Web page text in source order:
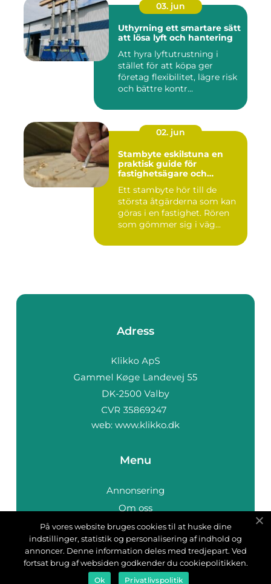
03. jun
Uthyrning ett smartare sätt
att lösa lyft och hantering
Att hyra lyftutrustning i
stället för att köpa ger
företag flexibilitet, lägre risk
och bättre kontr...
02. jun
Stambyte eskilstuna en
praktisk guide för
fastighetsägare och
Ett stambyte hör till de
största åtgärderna som kan
göras i en fastighet. Rören
som gömmer sig i väg...
Adress
web: www.klikko.dk
Menu
Annonsering
Om oss
Cookies
Kontakta oss
Sitemap
På vores website bruges cookies til at huske dine
indstillinger, statistik og personalisering af indhold og
annoncer. Denne information deles med tredjepart. Ved
fortsat brug af websiden godkender du cookiepolitikken.
Ok Privatlivspolitik